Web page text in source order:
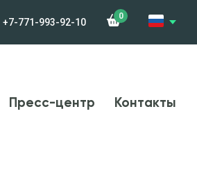
+7-771-993-92-10
0
Пресс-центр Контакты